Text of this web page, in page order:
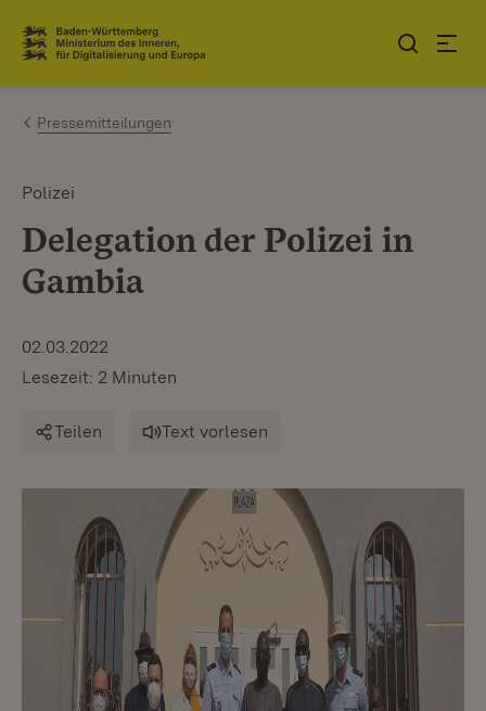
Zum Inhalt springen
Link zur Startseite
Pressemitteilungen
Polizei
Delegation der Polizei in
Gambia
02.03.2022
Lesezeit: 2 Minuten
Teilen Text vorlesen